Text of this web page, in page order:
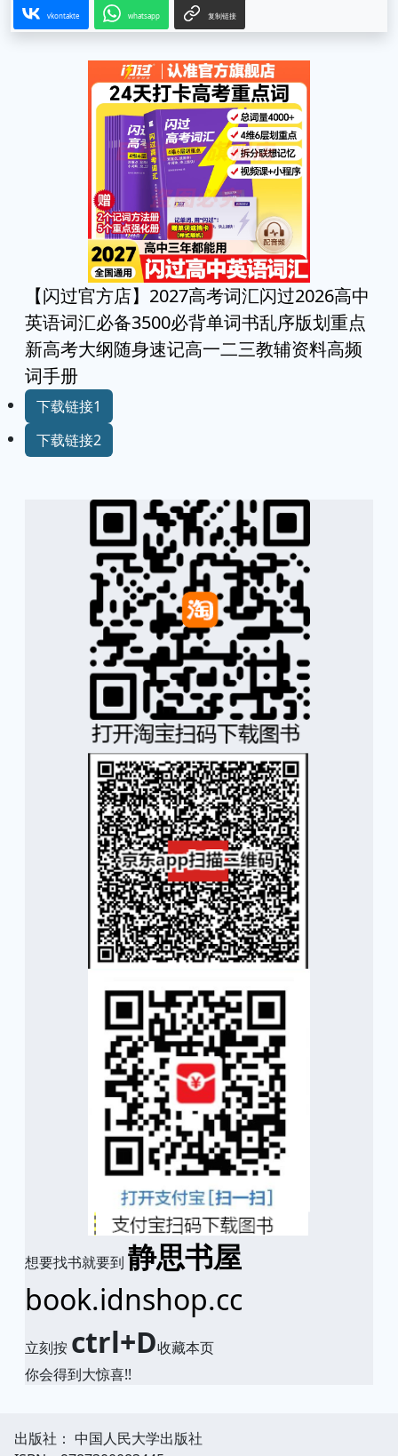
vkontakte whatsapp 复制链接
【闪过官方店】2027高考词汇闪过2026高中
英语词汇必备3500必背单词书乱序版划重点
新高考大纲随身速记高一二三教辅资料高频
词手册
下载链接1
下载链接2
想要找书就要到 静思书屋
book.idnshop.cc
立刻按 ctrl+D收藏本页
你会得到大惊喜!!
出版社： 中国人民大学出版社